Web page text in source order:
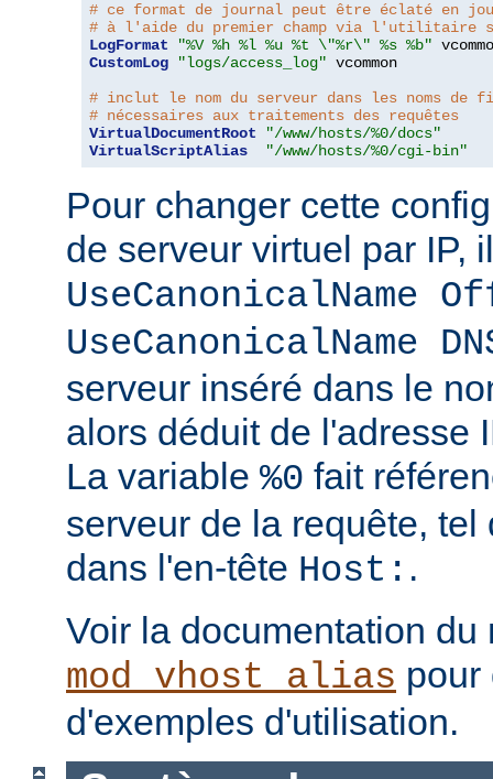
# ce format de journal peut être éclaté en
# à l'aide du premier champ via
LogFormat
"%V %h %l %u %t \"%r\" %s %b"
CustomLog
"logs/access_log" vcommon
# inclut le nom du serveur dans les noms de
# nécessaires aux traitements des requêtes
VirtualDocumentRoot
"/www/hosts/%0/docs"
VirtualScriptAlias
"/www/hosts/%0/cgi-bin"
Pour changer cette
de serveur virtuel par IP,
UseCanonicalName
UseCanonicalName
serveur inséré dans le
alors déduit de l'adresse
La variable %0 fait
serveur de la requête,
dans l'en-tête Host: .
Voir la documentation du
mod_vhost_alias pour
d'exemples d'utilisation.